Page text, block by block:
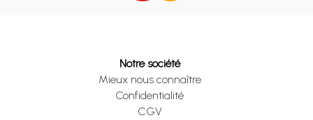
Notre société
Mieux nous connaître
Confidentialité
CGV